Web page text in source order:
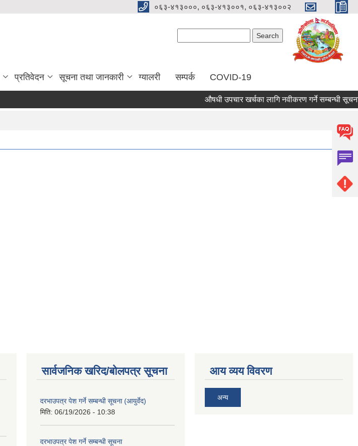
०६३-४१३०००, ०६३-४१३००१, ०६३-४१३००२
प्रतिवेदन सूचना तथा जानकारी ग्यालरी सम्पर्क COVID-19
औषधी उपचार खर्चका लागि नवीकरण गर्ने सम्बन्धी सूचना
सार्वजनिक खरिद/बोलपत्र सूचना
दरभाउपत्र पेश गर्ने सम्बन्धी सूचना (आयुर्वेद)
मिति: 06/19/2026 - 10:38
दरभाउपत्र पेश गर्ने सम्बन्धी सूचना
आय व्यय विवरण
अन्य